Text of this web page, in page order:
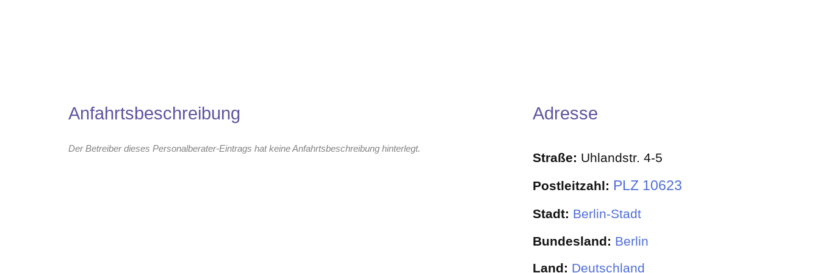
Anfahrtsbeschreibung
Der Betreiber dieses Personalberater-Eintrags hat keine Anfahrtsbeschreibung hinterlegt.
Adresse
Straße: Uhlandstr. 4-5
Postleitzahl: PLZ 10623
Stadt: Berlin-Stadt
Bundesland: Berlin
Land: Deutschland